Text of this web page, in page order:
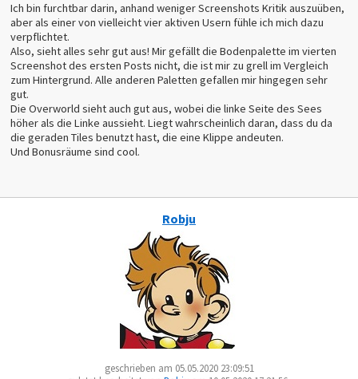
Ich bin furchtbar darin, anhand weniger Screenshots Kritik auszuüben,
aber als einer von vielleicht vier aktiven Usern fühle ich mich dazu
verpflichtet.
Also, sieht alles sehr gut aus! Mir gefällt die Bodenpalette im vierten
Screenshot des ersten Posts nicht, die ist mir zu grell im Vergleich
zum Hintergrund. Alle anderen Paletten gefallen mir hingegen sehr
gut.
Die Overworld sieht auch gut aus, wobei die linke Seite des Sees
höher als die Linke aussieht. Liegt wahrscheinlich daran, dass du da
die geraden Tiles benutzt hast, die eine Klippe andeuten.
Und Bonusräume sind cool.
Robju
geschrieben am 05.05.2020 23:09:51